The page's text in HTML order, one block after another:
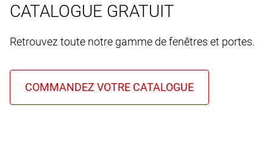
CATALOGUE GRATUIT
Retrouvez toute notre gamme de fenêtres et portes.